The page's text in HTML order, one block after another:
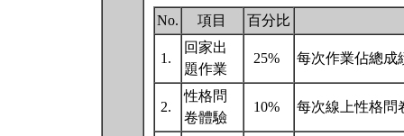
No. 項目 百分比
1.
回家出
題作業
25% 每次作業佔總成
2.
性格問
卷體驗
10% 每次線上性格問